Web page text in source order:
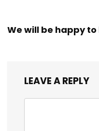
We will be happy
LEAVE A REPLY